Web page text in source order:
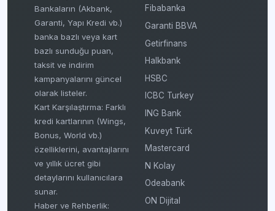
Bankaların (Akbank,
Garanti, Yapı Kredi vb.)
banka bazlı veya kart
bazlı sunduğu puan,
taksit ve indirim
kampanyalarını güncel
olarak listeler.
Kart Karşılaştırma: Farklı
kredi kartlarının (Wings,
Bonus, World vb.)
özelliklerini, avantajlarını
ve yıllık ücret gibi
detaylarını kullanıcılara
sunar.
Haber ve Rehberlik:
Fibabanka
Garanti BBVA
Getirfinans
Halkbank
HSBC
ICBC Turkey
ING Bank
Kuveyt Türk
Mastercard
N Kolay
Odeabank
ON Dijital